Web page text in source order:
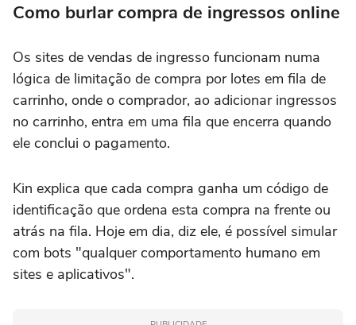
Como burlar compra de ingressos online
Os sites de vendas de ingresso funcionam numa
lógica de limitação de compra por lotes em fila de
carrinho, onde o comprador, ao adicionar ingressos
no carrinho, entra em uma fila que encerra quando
ele conclui o pagamento.
Kin explica que cada compra ganha um código de
identificação que ordena esta compra na frente ou
atrás na fila. Hoje em dia, diz ele, é possível simular
com bots "qualquer comportamento humano em
sites e aplicativos".